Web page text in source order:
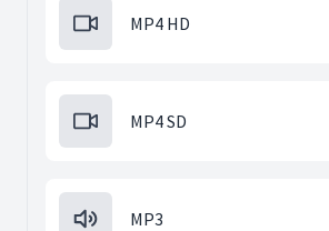
MP4 HD
MP4 SD
MP3